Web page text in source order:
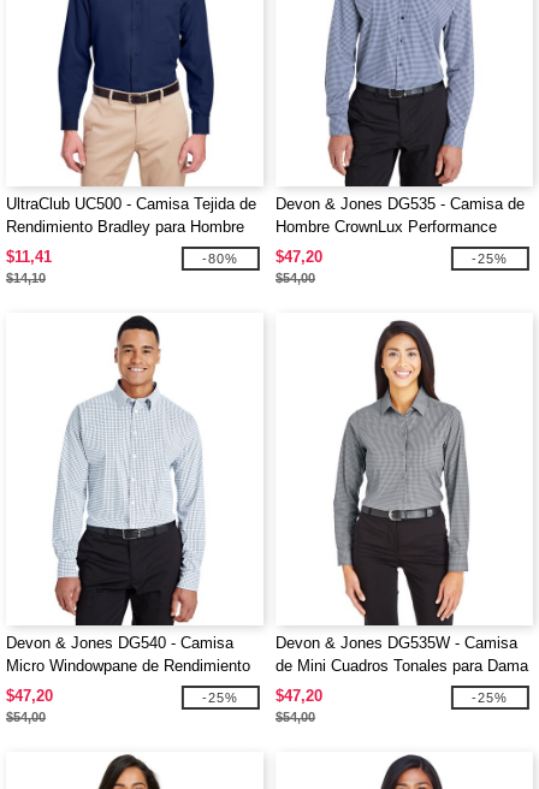
UltraClub UC500 - Camisa Tejida de
Rendimiento Bradley para Hombre
$11,41
$14,10
-80%
Devon & Jones DG535 - Camisa de
Hombre CrownLux Performance
Tonal Mini Check
$47,20
$54,00
-25%
Devon & Jones DG540 - Camisa
Micro Windowpane de Rendimiento
CrownLux para Hombre
$47,20
$54,00
-25%
Devon & Jones DG535W - Camisa
de Mini Cuadros Tonales para Dama
CrownLux Performance
$47,20
$54,00
-25%